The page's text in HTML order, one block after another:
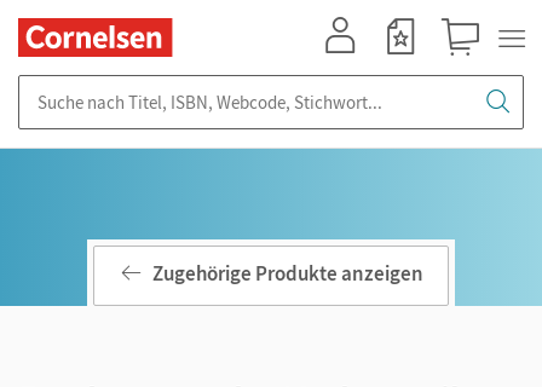
Zugehörige Produkte anzeigen